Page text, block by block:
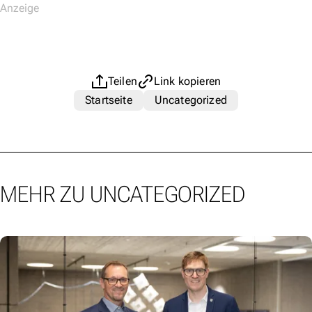
Teilen
Link kopieren
Startseite
Uncategorized
MEHR ZU UNCATEGORIZED